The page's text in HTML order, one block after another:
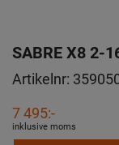
SABRE X8 2-
Artikelnr:
7 495:-
inklusive moms